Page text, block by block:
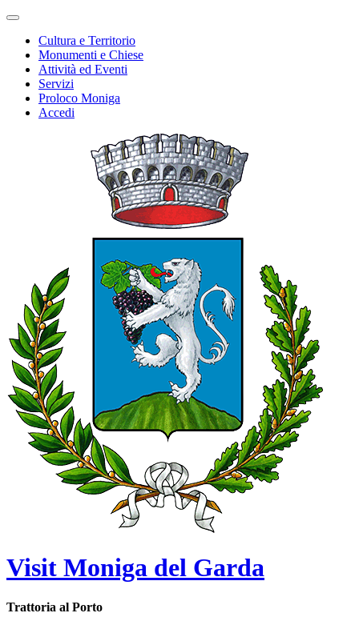
Cultura e Territorio
Monumenti e Chiese
Attività ed Eventi
Servizi
Proloco Moniga
Accedi
Visit Moniga del Garda
Trattoria al Porto